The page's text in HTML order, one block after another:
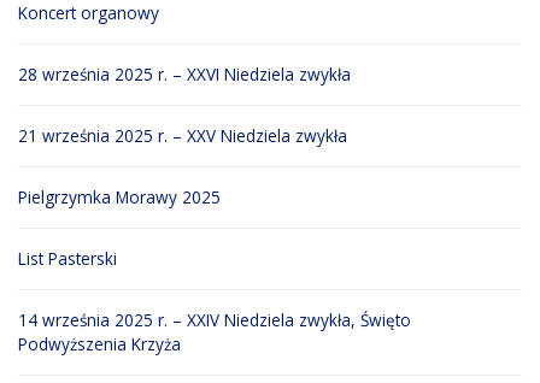
Koncert organowy
28 września 2025 r. – XXVI Niedziela zwykła
21 września 2025 r. – XXV Niedziela zwykła
Pielgrzymka Morawy 2025
List Pasterski
14 września 2025 r. – XXIV Niedziela zwykła, Święto
Podwyższenia Krzyża